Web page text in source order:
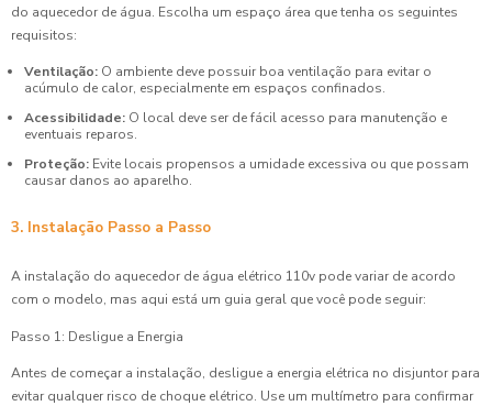
do aquecedor de água. Escolha um espaço área que tenha os seguintes
requisitos:
Ventilação: O ambiente deve possuir boa ventilação para evitar o
acúmulo de calor, especialmente em espaços confinados.
Acessibilidade: O local deve ser de fácil acesso para manutenção e
eventuais reparos.
Proteção: Evite locais propensos a umidade excessiva ou que possam
causar danos ao aparelho.
3. Instalação Passo a Passo
A instalação do aquecedor de água elétrico 110v pode variar de acordo
com o modelo, mas aqui está um guia geral que você pode seguir:
Passo 1: Desligue a Energia
Antes de começar a instalação, desligue a energia elétrica no disjuntor para
evitar qualquer risco de choque elétrico. Use um multímetro para confirmar